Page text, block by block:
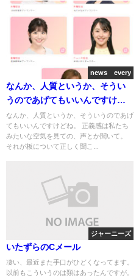
news every
なんか、人質というか、そうい
うのであげてもいいんですけど
ね。
なんか、人質というか、そういうのであげ
てもいいんですけどね。 正義感は私たち
みたいな空気を見ての、声とか聞いて。
それが板について正しく聞こ...
ジャーニーズ
いたずらのCメール
凄い、最近また手口がひどくなってます。
以前もこういうのは類はあったんですが。